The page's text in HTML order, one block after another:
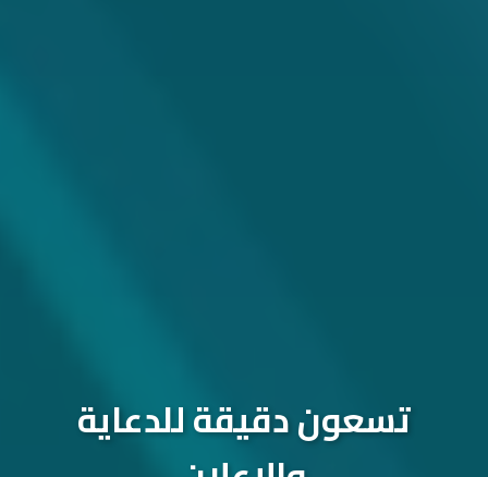
تسعون دقيقة للدعاية